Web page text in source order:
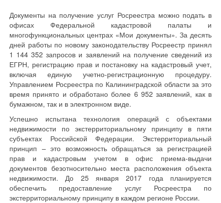
Документы на получение услуг Росреестра можно подать в
офисах Федеральной кадастровой палаты и
многофункциональных центрах «Мои документы». За десять
дней работы по новому законодательству Росреестр принял
1 144 352 запросов и заявлений на получение сведений из
ЕГРН, регистрацию прав и постановку на кадастровый учет,
включая единую учетно-регистрационную процедуру.
Управлением Росреестра по Калининградской области за это
время принято и обработано более 6 952 заявлений, как в
бумажном, так и в электронном виде.
Успешно испытана технология операций с объектами
недвижимости по экстерриториальному принципу в пяти
субъектах Российской Федерации. Экстерриториальный
принцип – это возможность обращаться за регистрацией
прав и кадастровым учетом в офис приема-выдачи
документов безотносительно места расположения объекта
недвижимости. До 25 января 2017 года планируется
обеспечить предоставление услуг Росреестра по
экстерриториальному принципу в каждом регионе России.